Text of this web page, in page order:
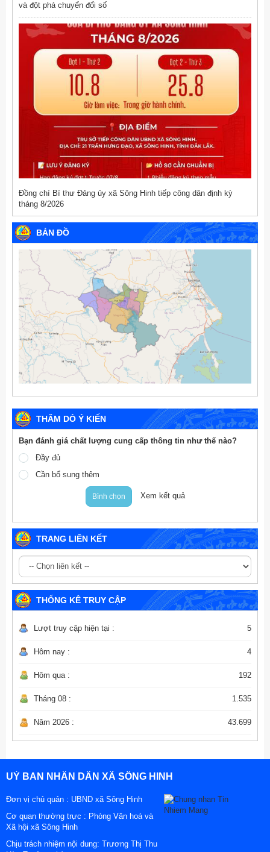
và đột phá chuyển đổi số
Đồng chí Bí thư Đảng ủy xã Sông Hinh tiếp công dân định kỳ
tháng 8/2026
BẢN ĐỒ
THĂM DÒ Ý KIẾN
Bạn đánh giá chất lượng cung cấp thông tin như thế nào?
Đầy đủ
Cần bổ sung thêm
Bình chọn Xem kết quả
TRANG LIÊN KẾT
THỐNG KÊ TRUY CẬP
Lượt truy cập hiện tại : 5
Hôm nay : 4
Hôm qua : 192
Tháng 08 : 1.535
Năm 2026 : 43.699
UỶ BAN NHÂN DÂN XÃ SÔNG HINH
Đơn vị chủ quản : UBND xã Sông Hinh
Cơ quan thường trực : Phòng Văn hoá và
Xã hội xã Sông Hinh
Chịu trách nhiệm nội dung: Trương Thị Thu